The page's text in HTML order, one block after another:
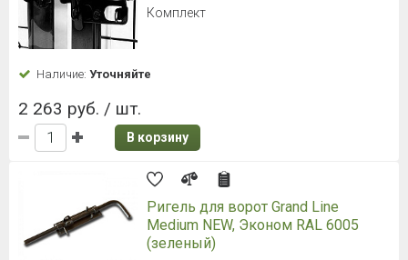
Комплект
Наличие: Уточняйте
2 263 руб. / шт.
В корзину
Ригель для ворот Grand Line
Medium NEW, Эконом RAL 6005
(зеленый)